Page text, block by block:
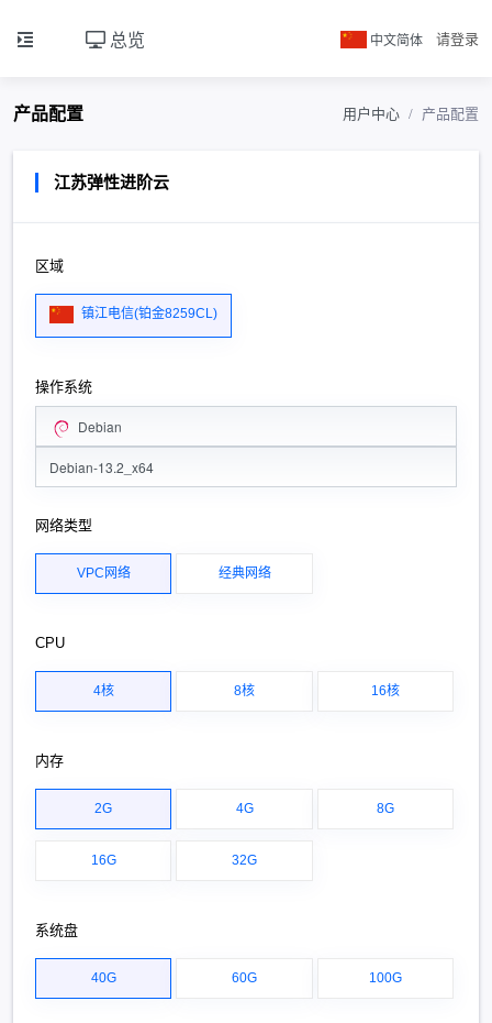
总览 中文简体 请登录
产品配置 用户中心 产品配置
江苏弹性进阶云
区域
镇江电信(铂金8259CL)
操作系统
Debian
Debian-13.2_x64
网络类型
VPC网络 经典网络
CPU
4核 8核 16核
内存
2G 4G 8G
16G 32G
系统盘
40G 60G 100G